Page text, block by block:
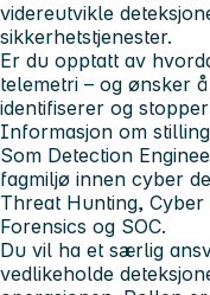
videreutvikle
sikkerhetstjenester.
Er du opptatt av
telemetri – og ønsker
identifiserer og
Informasjon om
Som Detection
fagmiljø innen cyber
Threat Hunting,
Forensics og SOC.
Du vil ha et særlig
vedlikeholde